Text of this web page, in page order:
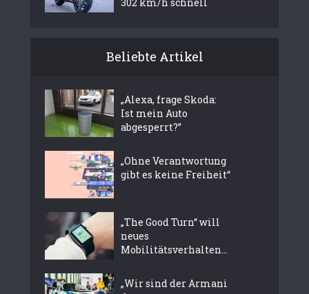
302 km/h schnell
Beliebte Artikel
„Alexa, frage Skoda:
Ist mein Auto
abgesperrt?”
„Ohne Verantwortung
gibt es keine Freiheit“
„The Good Turn“ will
neues
Mobilitätsverhalten...
„Wir sind der Armani